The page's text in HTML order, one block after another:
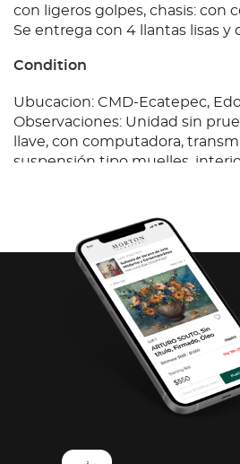
con ligeros golpes, chasis: con
Se entrega con 4 llantas lisas y
Condition
Ubucacion: CMD-Ecatepec,
Observaciones: Unidad sin
llave, con computadora,
suspensión tipo muelles,
Se entrega con 4 llantas lisas y